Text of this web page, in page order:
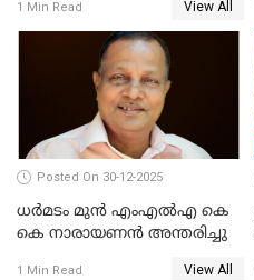
പിടികൂടി പൊലീസ്
1 Min Read View All
Posted On 30-12-2025
ധർമടം മുൻ എംഎല്‍എ കെ
കെ നാരായണന്‍ അന്തരിച്ചു
1 Min Read View All